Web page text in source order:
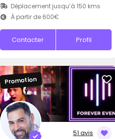
Déplacement jusqu’à 150 kms
À partir de 600€
Contacter Profil
51 avis
Promotion